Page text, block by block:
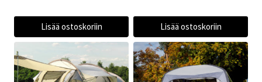
Lisää ostoskoriin Lisää ostoskoriin